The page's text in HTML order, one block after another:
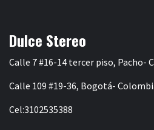
Dulce Stereo
Calle 7 #16-14 tercer piso, Pacho-
Calle 109 #19-36, Bogotá-
Cel:3102535388